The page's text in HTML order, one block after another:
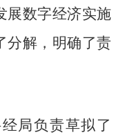
展数字经济实施
分解，明确了责
局负责草拟了